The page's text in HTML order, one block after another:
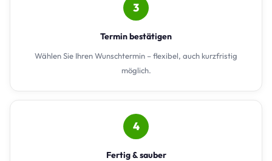
3
Termin bestätigen
Wählen Sie Ihren Wunschtermin – flexibel, auch kurzfristig
möglich.
4
Fertig & sauber